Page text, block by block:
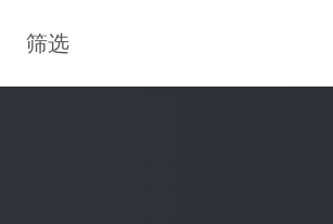
筛选